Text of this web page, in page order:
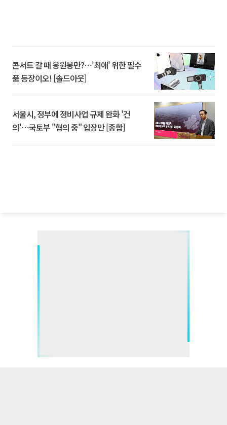
콘서트 갈 때 응원봉만?⋯'최애' 위한 필수
품 등장이오! [솔드아웃]
서울시, 정부에 정비사업 규제 완화 '건
의'⋯국토부 "협의 중" 입장만 [종합]